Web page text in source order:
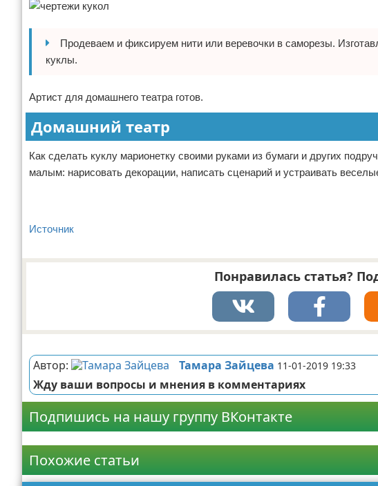
Продеваем и фиксируем нити или веревочки в саморезы.
куклы.
Артист для домашнего театра готов.
Домашний театр
Как сделать куклу марионетку своими руками из бумаги и других
малым: нарисовать декорации, написать сценарий и устраивать
Источник
Понравилась статья?
Автор: Тамара Зайцева 11-01-2019 19:33
Жду ваши вопросы и мнения в комментариях
Подпишись на нашу группу ВКонтакте
Похожие статьи